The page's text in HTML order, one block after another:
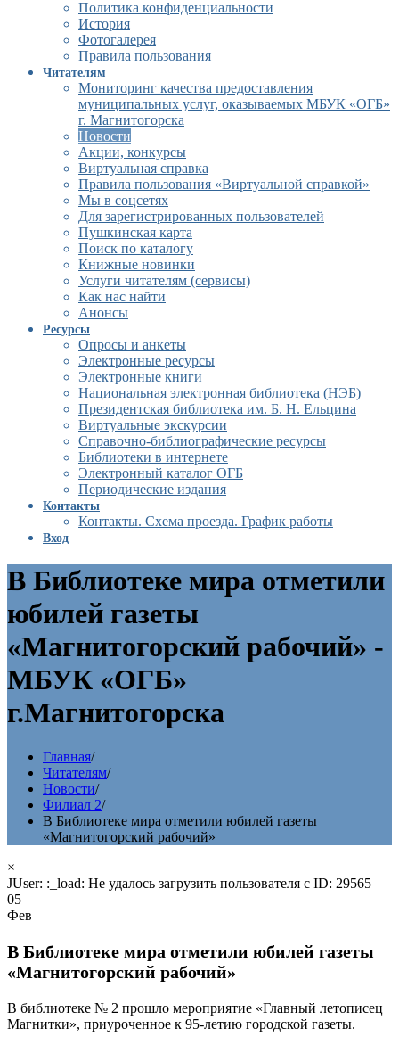
Политика конфиденциальности
История
Фотогалерея
Правила пользования
Читателям
Мониторинг качества предоставления
муниципальных услуг, оказываемых МБУК «ОГБ»
г. Магнитогорска
Новости
Акции, конкурсы
Виртуальная справка
Правила пользования «Виртуальной справкой»
Мы в соцсетях
Для зарегистрированных пользователей
Пушкинская карта
Поиск по каталогу
Книжные новинки
Услуги читателям (сервисы)
Как нас найти
Анонсы
Ресурсы
Опросы и анкеты
Электронные ресурсы
Электронные книги
Национальная электронная библиотека (НЭБ)
Президентская библиотека им. Б. Н. Ельцина
Виртуальные экскурсии
Справочно-библиографические ресурсы
Библиотеки в интернете
Электронный каталог ОГБ
Периодические издания
Контакты
Контакты. Схема проезда. График работы
Вход
В Библиотеке мира отметили
юбилей газеты
«Магнитогорский рабочий» -
МБУК «ОГБ»
г.Магнитогорска
Главная/
Читателям/
Новости/
Филиал 2/
В Библиотеке мира отметили юбилей газеты
«Магнитогорский рабочий»
×
JUser: :_load: Не удалось загрузить пользователя с ID: 29565
05
Фев
В Библиотеке мира отметили юбилей газеты
«Магнитогорский рабочий»
В библиотеке № 2 прошло мероприятие «Главный летописец
Магнитки», приуроченное к 95-летию городской газеты.